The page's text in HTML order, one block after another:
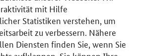
mit Hilfe
Statistiken verstehen, um
zu verbessern. Nähere
Diensten finden Sie, wenn Sie